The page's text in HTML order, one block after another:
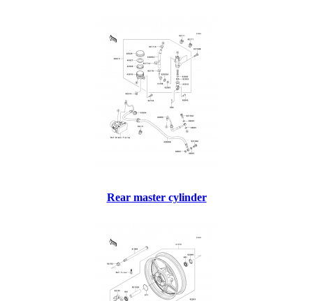
Rear master cylinder